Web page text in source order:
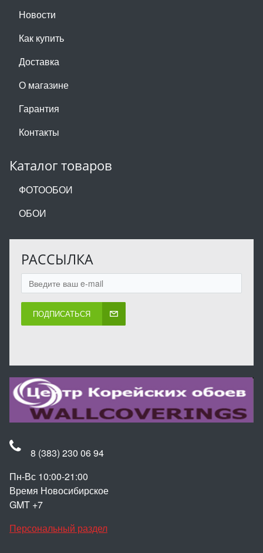
Новости
Как купить
Доставка
О магазине
Гарантия
Контакты
Каталог товаров
ФОТООБОИ
ОБОИ
РАССЫЛКА
ПОДПИСАТЬСЯ
8 (383) 230 06 94
Пн-Вс 10:00-21:00
Время Новосибирское
GMT +7
Персональный раздел